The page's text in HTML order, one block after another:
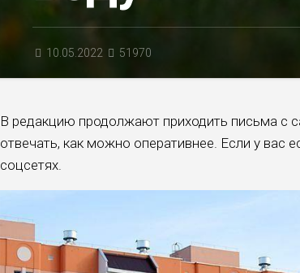
10.05.2022 51970
В редакцию продолжают приходить письма
отвечать, как можно оперативнее. Если у вас
соцсетях.